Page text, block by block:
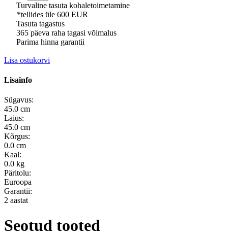
Turvaline tasuta kohaletoimetamine
*tellides üle 600 EUR
Tasuta tagastus
365 päeva raha tagasi võimalus
Parima hinna garantii
Lisa ostukorvi
Lisainfo
Sügavus:
45.0 cm
Laius:
45.0 cm
Kõrgus:
0.0 cm
Kaal:
0.0 kg
Päritolu:
Euroopa
Garantii:
2 aastat
Seotud tooted